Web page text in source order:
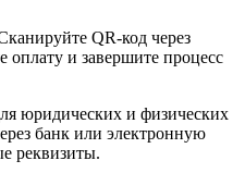
QR-код через
оплату и завершите процесс
юридических и физических
банк или электронную
реквизиты.